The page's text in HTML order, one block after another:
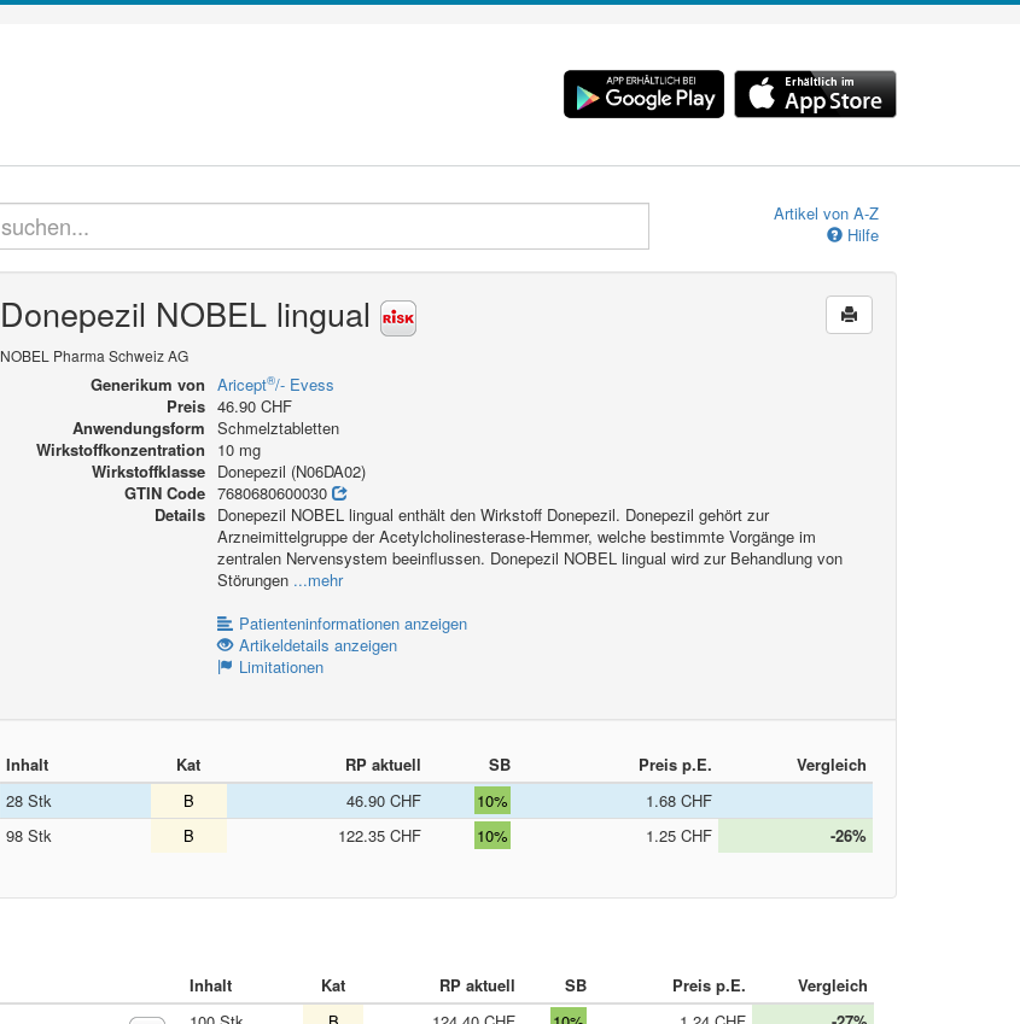
Artikel von A-Z
Hilfe
Donepezil NOBEL lingual
NOBEL Pharma Schweiz AG
Generikum von Aricept®/- Evess
Preis 46.90 CHF
Anwendungsform Schmelztabletten
Wirkstoffkonzentration
10 mg
Wirkstoffklasse Donepezil (N06DA02)
GTIN Code 7680680600030
Details Donepezil NOBEL lingual enthält den Wirkstoff Donepezil. Donepezil gehört zur
Arzneimittelgruppe der Acetylcholinesterase-Hemmer, welche bestimmte Vorgänge im
zentralen Nervensystem beeinflussen. Donepezil NOBEL lingual wird zur Behandlung von
Störungen ...mehr
Patienteninformationen anzeigen
Artikeldetails anzeigen
Limitationen
Inhalt Kat RP aktuell SB Preis p.E.
Vergleich
28 Stk
B 46.90 CHF 10%
1.68 CHF
98 Stk
B 122.35 CHF 10% 1.25 CHF -26%
Inhalt Kat RP aktuell SB Preis p.E. Vergleich